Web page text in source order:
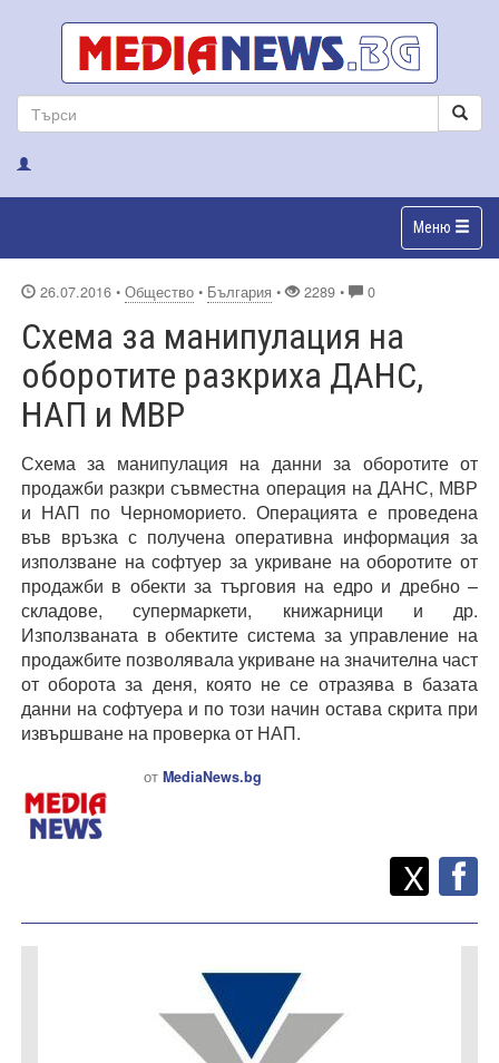
Меню
26.07.2016 • Общество • България • 2289 • 0
Схема за манипулация на
оборотите разкриха ДАНС,
НАП и МВР
Схема за манипулация на данни за оборотите от
продажби разкри съвместна операция на ДАНС, МВР
и НАП по Черноморието. Операцията е проведена
във връзка с получена оперативна информация за
използване на софтуер за укриване на оборотите от
продажби в обекти за търговия на едро и дребно –
складове, супермаркети, книжарници и др.
Използваната в обектите система за управление на
продажбите позволявала укриване на значителна част
от оборота за деня, която не се отразява в базата
данни на софтуера и по този начин остава скрита при
извършване на проверка от НАП.
от MediaNews.bg
Споделете
X